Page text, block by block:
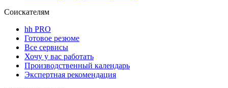
Соискателям
hh PRO
Готовое резюме
Все сервисы
Хочу у вас работать
Производственный календарь
Экспертная рекомендация